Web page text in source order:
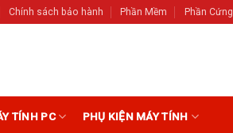
Chính sách bảo hành Phần Mềm Phần Cứng
TÍNH PC PHỤ KIỆN MÁY TÍNH